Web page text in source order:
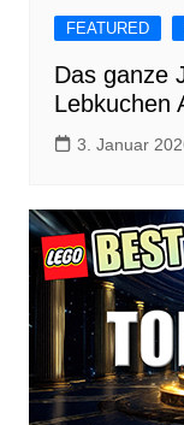
FEATURED
Das ganze
Lebkuchen
3. Januar